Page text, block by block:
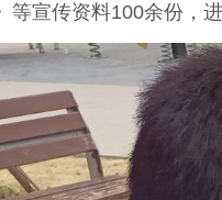
等宣传资料100余份，